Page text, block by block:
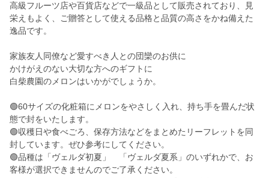
高級フルーツ店や百貨店などで一級品として販売されており、見
栄えもよく、ご贈答として使える品格と品質の高さをかね備えた
逸品です。
家族友人同僚など愛すべき人との団欒のお供に
かけがえのない大切な方へのギフトに
白柴農園のメロンはいかがでしょうか。
🟢60サイズの化粧箱にメロンをやさしく入れ、持ち手を畳んだ状
態で封をいたします。
🟢収穫日や食べごろ、保存方法などをまとめたリーフレットを同
封しています。ぜひ参考にしてください。
🟢品種は「ヴェルダ初夏」 「ヴェルダ夏系」のいずれかで、お
客様が選択できませんのでご了承ください。